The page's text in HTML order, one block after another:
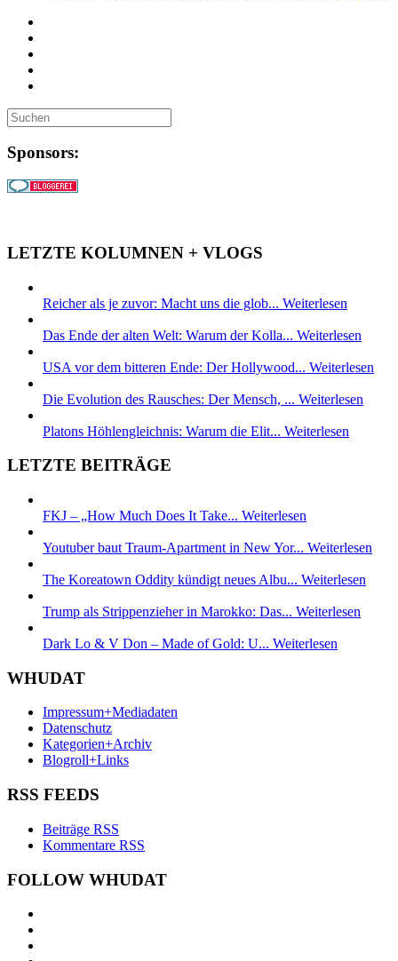
Sponsors:
LETZTE KOLUMNEN + VLOGS
Reicher als je zuvor: Macht uns die glob... Weiterlesen
Das Ende der alten Welt: Warum der Kolla... Weiterlesen
USA vor dem bitteren Ende: Der Hollywood... Weiterlesen
Die Evolution des Rausches: Der Mensch, ... Weiterlesen
Platons Höhlengleichnis: Warum die Elit... Weiterlesen
LETZTE BEITRÄGE
FKJ – „How Much Does It Take... Weiterlesen
Youtuber baut Traum-Apartment in New Yor... Weiterlesen
The Koreatown Oddity kündigt neues Albu... Weiterlesen
Trump als Strippenzieher in Marokko: Das... Weiterlesen
Dark Lo & V Don – Made of Gold: U... Weiterlesen
WHUDAT
Impressum+Mediadaten
Datenschutz
Kategorien+Archiv
Blogroll+Links
RSS FEEDS
Beiträge RSS
Kommentare RSS
FOLLOW WHUDAT